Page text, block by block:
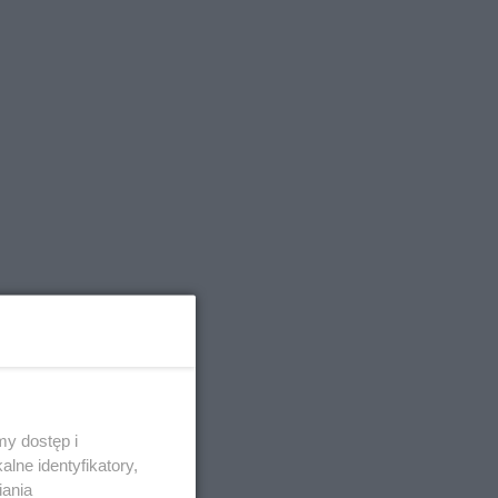
dostęp i
identyfikatory,